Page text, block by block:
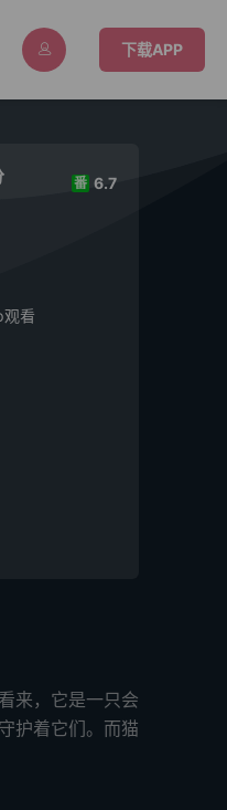
下载APP
番 6.7
看
来，它是一只会
护着它们。而猫